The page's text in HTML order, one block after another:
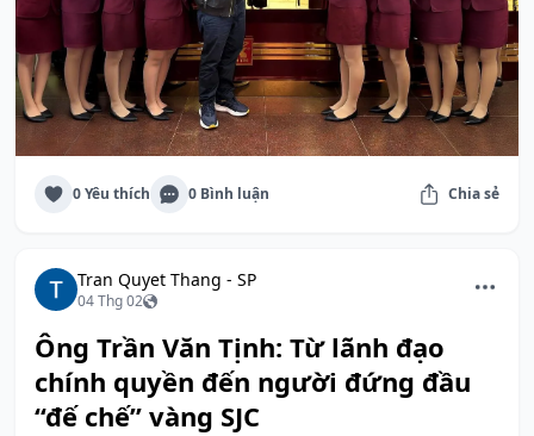
0 Yêu thích 0 Bình luận Chia sẻ
Tran Quyet Thang - SP
04 Thg 02
Ông Trần Văn Tịnh: Từ lãnh đạo
chính quyền đến người đứng đầu
“đế chế” vàng SJC